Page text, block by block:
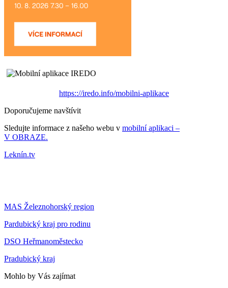
https:://iredo.info/mobilni-aplikace
Doporučujeme navštívit
Sledujte informace z našeho webu v mobilní aplikaci –
V OBRAZE.
Leknín.tv
MAS Železnohorský region
Pardubický kraj pro rodinu
DSO Heřmanoměstecko
Pradubický kraj
Mohlo by Vás zajímat